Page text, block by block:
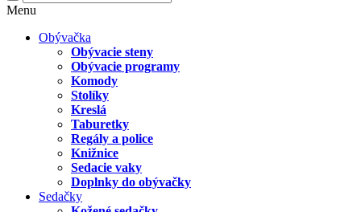
Menu
Obývačka
Obývacie steny
Obývacie programy
Komody
Stolíky
Kreslá
Taburetky
Regály a police
Knižnice
Sedacie vaky
Doplnky do obývačky
Sedačky